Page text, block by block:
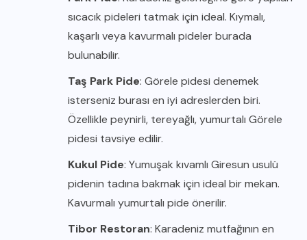
sıcacık pideleri tatmak için ideal. Kıymalı,
kaşarlı veya kavurmalı pideler burada
bulunabilir.
Taş Park Pide: Görele pidesi denemek
isterseniz burası en iyi adreslerden biri.
Özellikle peynirli, tereyağlı, yumurtalı Görele
pidesi tavsiye edilir.
Kukul Pide: Yumuşak kıvamlı Giresun usulü
pidenin tadına bakmak için ideal bir mekan.
Kavurmalı yumurtalı pide önerilir.
Tibor Restoran: Karadeniz mutfağının en